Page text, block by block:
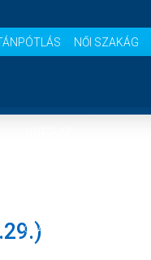
NŐI SZAKÁG
CSAPATOK